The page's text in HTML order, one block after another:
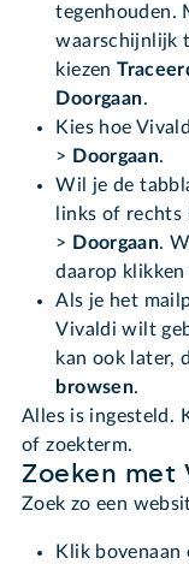
tegenhouden.
waarschijnlijk
kiezen
Doorgaan.
Kies hoe
> Doorgaan.
Wil je de
links of rechts
> Doorgaan.
daarop klikken
Als je het
Vivaldi wilt
kan ook later,
browsen.
Alles is ingesteld.
of zoekterm.
Zoeken met
Zoek zo een
Klik bovenaan